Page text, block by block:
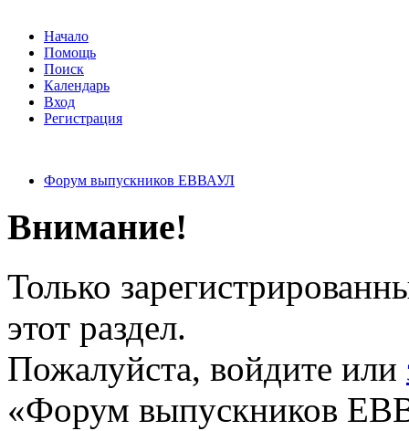
Начало
Помощь
Поиск
Календарь
Вход
Регистрация
Форум выпускников ЕВВАУЛ
Внимание!
Только
этот раздел.
Пожалуйста, войдите или
«Форум выпускников